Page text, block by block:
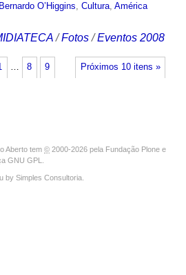
O’Higgins, Cultura, América
/Fotos /Eventos 2008
Próximos 10 itens »
… 8 9
Aberto tem © 2000-2026 pela Fundação Plone e
GNU GPL
by Simples Consultoria